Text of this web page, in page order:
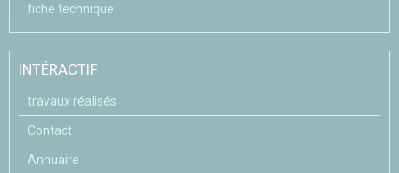
fiche technique
INTÉRACTIF
travaux réalisés
Contact
Annuaire